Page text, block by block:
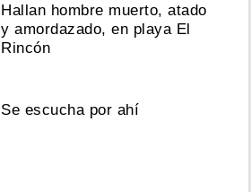
Hallan hombre muerto, atado
y amordazado, en playa El
Rincón
Se escucha por ahí